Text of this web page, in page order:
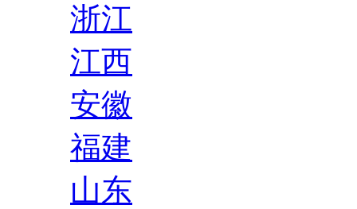
浙江
江西
安徽
福建
山东